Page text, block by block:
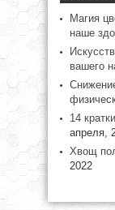
Магия
наше
вашего
14
апреля,
Хвощ
2022